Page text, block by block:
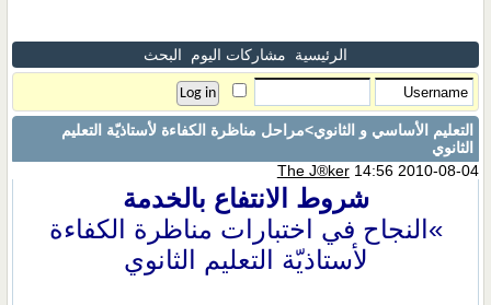
الرئيسية مشاركات اليوم البحث
التعليم الأساسي و الثانوي>مراحل مناظرة الكفاءة لأستاذيّة التعليم
الثانوي
The J®ker14:56 2010-08-04
شروط الانتفاع بالخدمة
»النجاح في اختبارات مناظرة الكفاءة
لأستاذيّة التعليم الثانوي